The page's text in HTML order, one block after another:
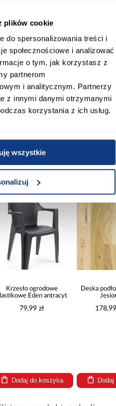
plików cookie
do spersonalizowania treści i
społecznościowe i analizować
o tym, jak korzystasz z
partnerom
i analitycznym. Partnerzy
z innymi danymi otrzymanymi
korzystania z ich usług.
wszystkie
również
PORÓWNAJ
Krzesło ogrodowe
Eden antracyt
79,99 zł
Dodaj do koszyka
Deska